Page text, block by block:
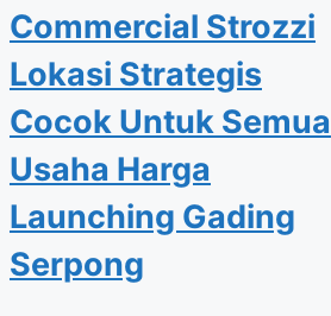
Commercial Strozzi
Lokasi Strategis
Cocok Untuk Semua
Usaha Harga
Launching Gading
Serpong